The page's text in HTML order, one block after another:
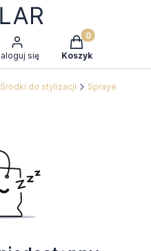
się
Produkty w
Koszyk
Środki do stylizacji Spraye